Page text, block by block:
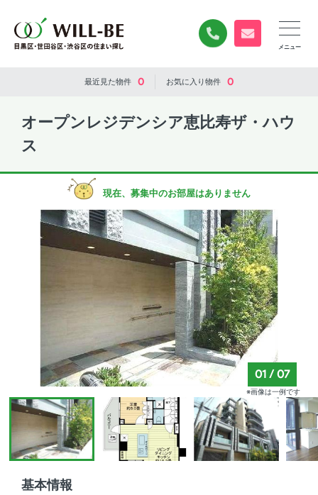
0120-840-834
無料お問い合
最近見た物件 0 お気に入り物件 0
オープンレジデンシア恵比寿ザ・ハウ
ス
現在、募集中のお部屋はありません
基本情報
01 /07
※画像は一例です